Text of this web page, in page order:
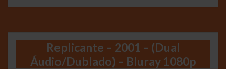
Replicante – 2001 – (Dual
Áudio/Dublado) – Bluray 1080p